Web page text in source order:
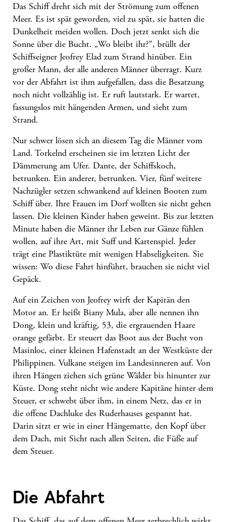
Das Schiff dreht sich mit der Strömung zum offenen
Meer. Es ist spät geworden, viel zu spät, sie hatten die
Dunkelheit meiden wollen. Doch jetzt senkt sich die
Sonne über die Bucht. „Wo bleibt ihr?“, brüllt der
Schiffseigner Jeofrey Elad zum Strand hinüber. Ein
großer Mann, der alle anderen Männer überragt. Kurz
vor der Abfahrt ist ihm aufgefallen, dass die Besatzung
noch nicht vollzählig ist. Er ruft lautstark. Er wartet,
fassungslos mit hängenden Armen, und sieht zum
Strand.
Nur schwer lösen sich an diesem Tag die Männer vom
Land. Torkelnd erscheinen sie im letzten Licht der
Dämmerung am Ufer. Dante, der Schiffskoch,
betrunken. Ein anderer, betrunken. Vier, fünf weitere
Nachzügler setzen schwankend auf kleinen Booten zum
Schiff über. Ihre Frauen im Dorf wollten sie nicht gehen
lassen. Die kleinen Kinder haben geweint. Bis zur letzten
Minute haben die Männer ihr Leben zur Gänze fühlen
wollen, auf ihre Art, mit Suff und Kartenspiel. Jeder
trägt eine Plastiktüte mit wenigen Habseligkeiten. Sie
wissen: Wo diese Fahrt hinführt, brauchen sie nicht viel
Gepäck.
Auf ein Zeichen von Jeofrey wirft der Kapitän den
Motor an. Er heißt Biany Mula, aber alle nennen ihn
Dong, klein und kräftig, 53, die ergrauenden Haare
orange gefärbt. Er steuert das Boot aus der Bucht von
Masinloc, einer kleinen Hafenstadt an der Westküste der
Philippinen. Vulkane steigen im Landesinneren auf. Von
ihren Hängen ziehen sich grüne Wälder bis hinunter zur
Küste. Dong steht nicht wie andere Kapitäne hinter dem
Steuer, er schwebt über ihm, in einem Netz, das er in
die offene Dachluke des Ruderhauses gespannt hat.
Darin sitzt er wie in einer Hängematte, den Kopf über
dem Dach, mit Sicht nach allen Seiten, die Füße auf
dem Steuer.
Die Abfahrt